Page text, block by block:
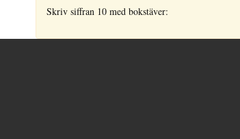
Skriv siffran 10 med bokstäver: